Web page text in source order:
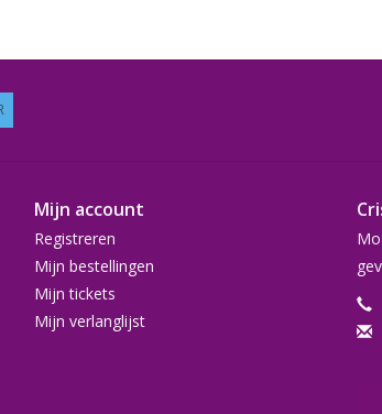
Mijn account
Registreren
Mijn bestellingen
Mijn tickets
Mijn verlanglijst